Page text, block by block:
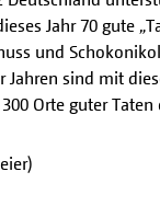
Jahr 70 gute
und
Jahren sind mit
Orte guter Taten